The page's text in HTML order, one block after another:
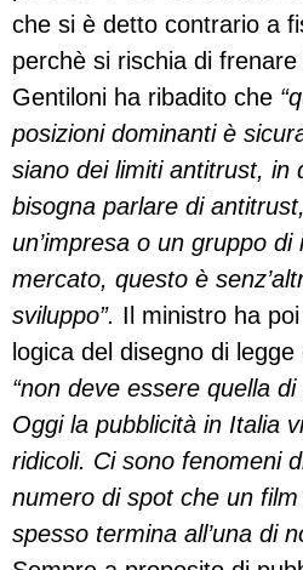
che si è detto contrario a
perchè si rischia di
Gentiloni ha ribadito che
posizioni dominanti è
siano dei limiti antitrust, in
bisogna parlare di
un’impresa o un gruppo
mercato, questo è
sviluppo”. Il ministro ha
logica del disegno di
“non deve essere quella
Oggi la pubblicità in Italia
ridicoli. Ci sono fenomeni
numero di spot che un
spesso termina all’una di